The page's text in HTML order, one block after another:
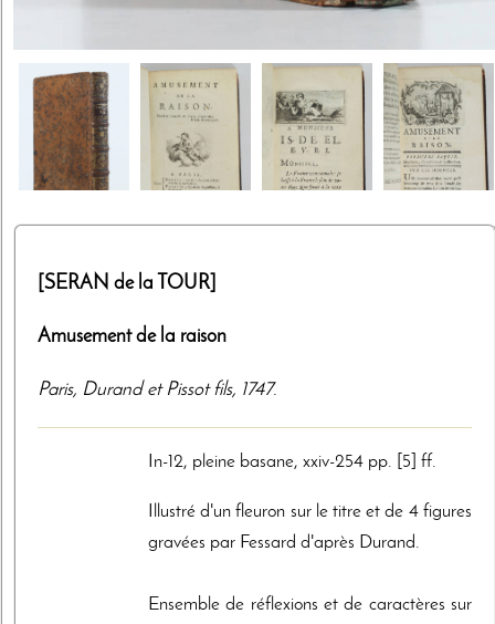
[SERAN de la TOUR]
Amusement de la raison
Paris, Durand et Pissot fils, 1747.
In-12, pleine basane, xxiv-254 pp. [5] ff.
Illustré d'un fleuron sur le titre et de 4 figures
gravées par Fessard d'après Durand.
Ensemble de réflexions et de caractères sur